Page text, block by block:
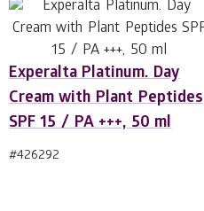
Experalta Platinum. Day
Cream with Plant Peptides
SPF 15 / PA +++, 50 ml
#426292
În coș 1buc.